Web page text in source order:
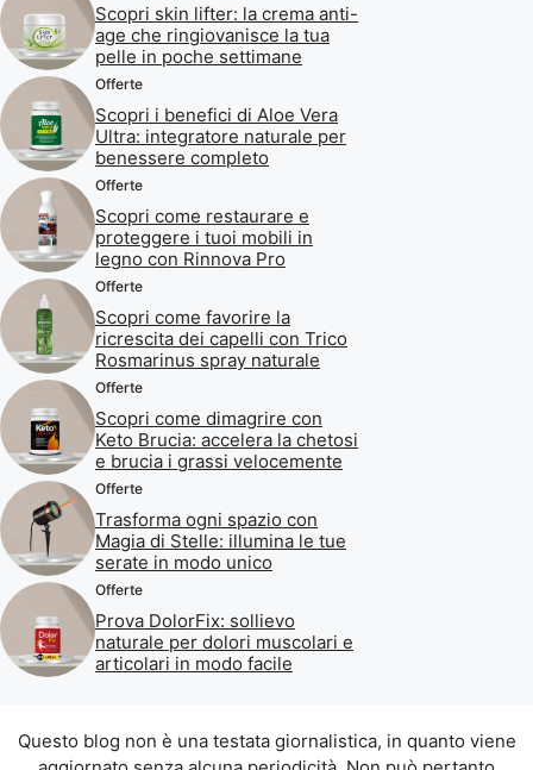
Scopri skin lifter: la crema anti-
age che ringiovanisce la tua
pelle in poche settimane
Offerte
Scopri i benefici di Aloe Vera
Ultra: integratore naturale per
benessere completo
Offerte
Scopri come restaurare e
proteggere i tuoi mobili in
legno con Rinnova Pro
Offerte
Scopri come favorire la
ricrescita dei capelli con Trico
Rosmarinus spray naturale
Offerte
Scopri come dimagrire con
Keto Brucia: accelera la chetosi
e brucia i grassi velocemente
Offerte
Trasforma ogni spazio con
Magia di Stelle: illumina le tue
serate in modo unico
Offerte
Prova DolorFix: sollievo
naturale per dolori muscolari e
articolari in modo facile
Questo blog non è una testata giornalistica, in quanto viene